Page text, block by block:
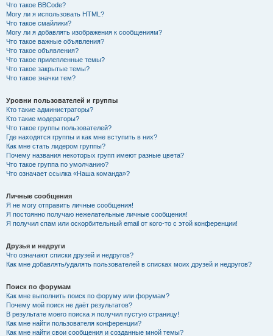
Что такое BBCode?
Могу ли я использовать HTML?
Что такое смайлики?
Могу ли я добавлять изображения к сообщениям?
Что такое важные объявления?
Что такое объявления?
Что такое прилепленные темы?
Что такое закрытые темы?
Что такое значки тем?
Уровни пользователей и группы
Кто такие администраторы?
Кто такие модераторы?
Что такое группы пользователей?
Где находятся группы и как мне вступить в них?
Как мне стать лидером группы?
Почему названия некоторых групп имеют разные цвета?
Что такое группа по умолчанию?
Что означает ссылка «Наша команда»?
Личные сообщения
Я не могу отправить личные сообщения!
Я постоянно получаю нежелательные личные сообщения!
Я получил спам или оскорбительный email от кого-то с этой конференции!
Друзья и недруги
Что означают списки друзей и недругов?
Как мне добавлять/удалять пользователей в списках моих друзей и недругов?
Поиск по форумам
Как мне выполнить поиск по форуму или форумам?
Почему мой поиск не даёт результатов?
В результате моего поиска я получил пустую страницу!
Как мне найти пользователя конференции?
Как мне найти свои сообщения и созданные мной темы?